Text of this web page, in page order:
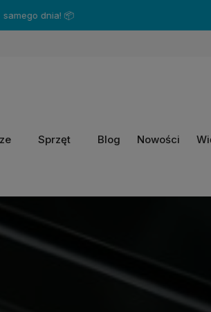
dnia! 📦
Wybierz coś dla siebie z
Sprzęt Blog Nowości